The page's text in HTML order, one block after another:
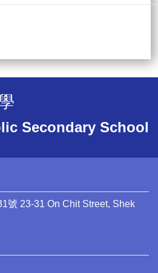
Secondary School
號 23-31 On Chit Street, Shek